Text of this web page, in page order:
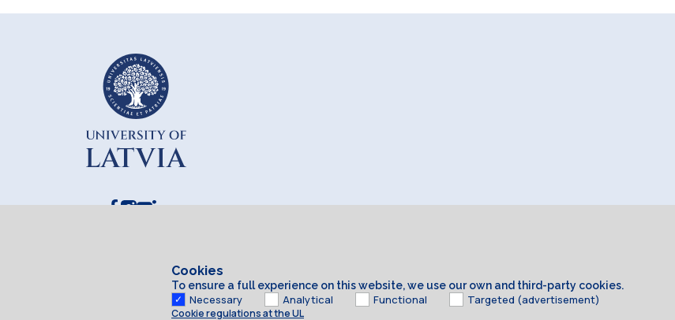
Cookies
To ensure a full experience on this website, we use our own and third-party cookies.
Necessary Analytical Functional Targeted (advertisement)
Cookie regulations at the UL